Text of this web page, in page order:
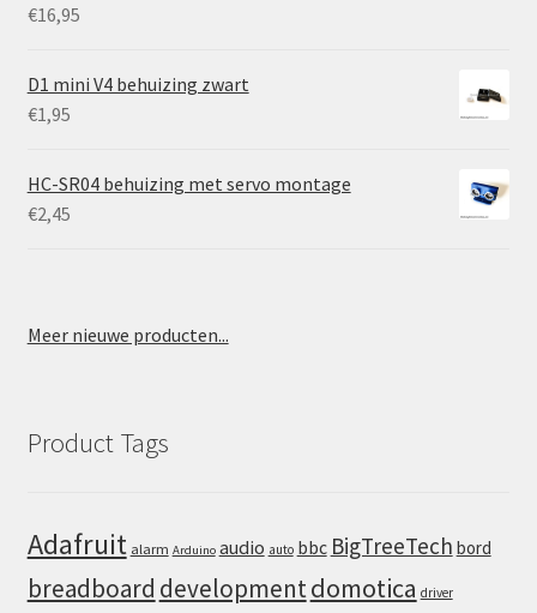
€16,95
D1 mini V4 behuizing zwart
€1,95
HC-SR04 behuizing met servo montage
€2,45
Meer nieuwe producten...
Product Tags
Adafruit alarm Arduino audio auto bbc BigTreeTech bord
breadboard developmentdomotica driver